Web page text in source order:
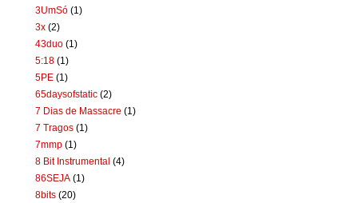
3UmSó (1)
3x (2)
43duo (1)
5:18 (1)
5PE (1)
65daysofstatic (2)
7 Dias de Massacre (1)
7 Tragos (1)
7mmp (1)
8 Bit Instrumental (4)
86SEJA (1)
8bits (20)